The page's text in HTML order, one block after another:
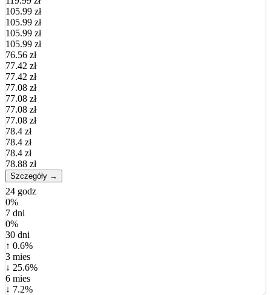
105.99 zł
105.99 zł
105.99 zł
105.99 zł
76.56 zł
77.42 zł
77.42 zł
77.08 zł
77.08 zł
77.08 zł
77.08 zł
78.4 zł
78.4 zł
78.4 zł
78.88 zł
Szczegóły →
24 godz
0%
7 dni
0%
30 dni
↑ 0.6%
3 mies
↓ 25.6%
6 mies
↓ 7.2%